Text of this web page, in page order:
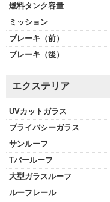
燃料タンク容量
ミッション
ブレーキ（前）
ブレーキ（後）
エクステリア
UVカットガラス
プライバシーガラス
サンルーフ
Tバールーフ
大型ガラスルーフ
ルーフレール